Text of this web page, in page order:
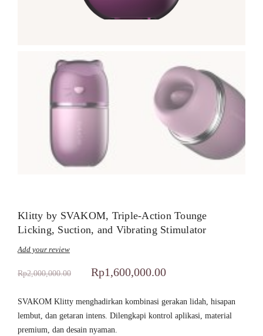
Klitty by SVAKOM, Triple-Action Tounge
Licking, Suction, and Vibrating Stimulator
Add your review
Rp2,000,000.00 Rp1,600,000.00
SVAKOM Klitty menghadirkan kombinasi gerakan lidah, hisapan
lembut, dan getaran intens. Dilengkapi kontrol aplikasi, material
premium, dan desain nyaman.